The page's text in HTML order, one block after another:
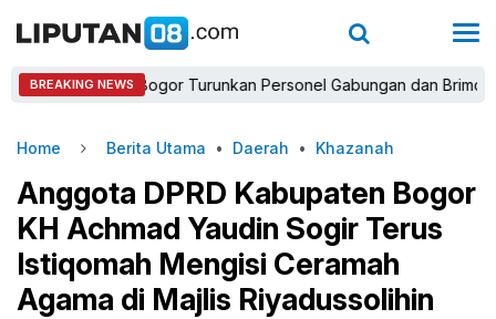
BREAKING NEWS
Bogor Turunkan Personel Gabungan dan Brimob,
Home Berita Utama • Daerah • Khazanah
Anggota DPRD Kabupaten Bogor
KH Achmad Yaudin Sogir Terus
Istiqomah Mengisi Ceramah
Agama di Majlis Riyadussolihin